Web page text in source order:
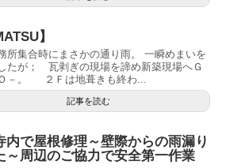
】
所集合時にまさかの通り雨。 一瞬めまいを
たが； 瓦剥ぎの現場を諦め新築現場へＧ
－。 ２Ｆは地葺きも終わ...
記事を読む
内で屋根修理～壁際からの雨漏り
～周辺のご協力で安全第一作業